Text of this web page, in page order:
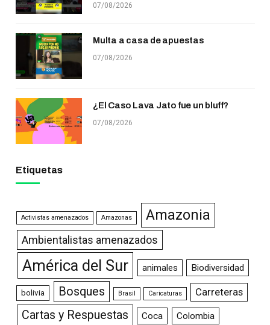
07/08/2026
Multa a casa de apuestas
07/08/2026
¿El Caso Lava Jato fue un bluff?
07/08/2026
Etiquetas
Activistas amenazados Amazonas Amazonia
Ambientalistas amenazados
América del Sur animales Biodiversidad
bolivia Bosques Brasil Caricaturas Carreteras
Cartas y Respuestas Coca Colombia